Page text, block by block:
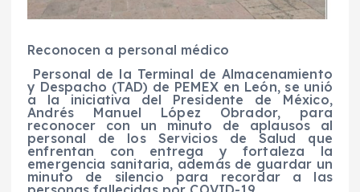
Reconocen a personal médico
Personal de la Terminal de Almacenamiento
y Despacho (TAD) de PEMEX en León, se unió
a la iniciativa del Presidente de México,
Andrés Manuel López Obrador, para
reconocer con un minuto de aplausos al
personal de los Servicios de Salud que
enfrentan con entrega y fortaleza la
emergencia sanitaria, además de guardar un
minuto de silencio para recordar a las